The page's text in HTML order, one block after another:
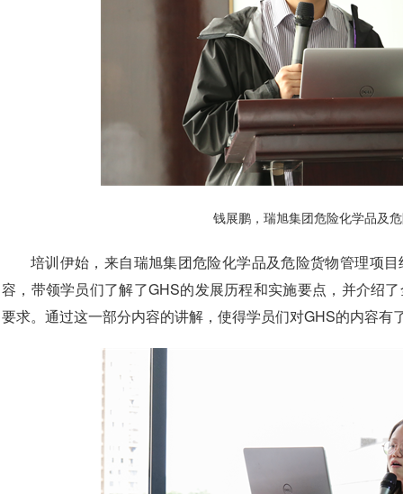
钱展鹏，瑞旭集团危险化学品及
培训伊始，来自瑞旭集团危险化学品及危险货物管理项
容，带领学员们了解了GHS的发展历程和实施要点，并介绍
要求。通过这一部分内容的讲解，使得学员们对GHS的内容